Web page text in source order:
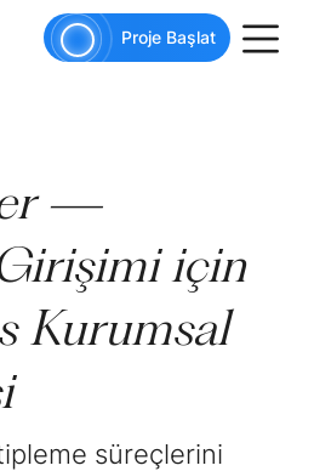
Proje Başlat
—
için
Kurumsal
süreçlerini